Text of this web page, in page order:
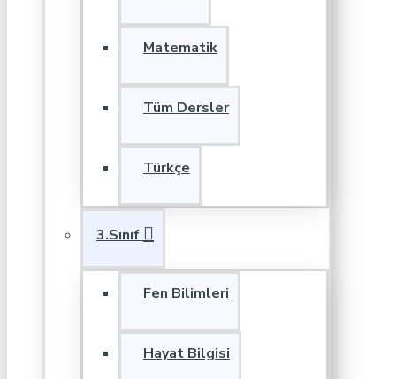
Matematik
Tüm Dersler
Türkçe
3.Sınıf
Fen Bilimleri
Hayat Bilgisi